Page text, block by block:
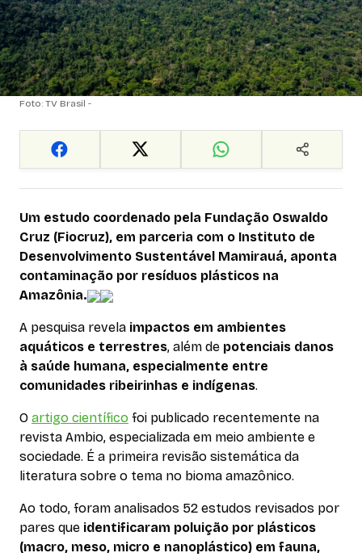
Foto: TV Brasil -
Um estudo coordenado pela Fundação Oswaldo
Cruz (Fiocruz), em parceria com o Instituto de
Desenvolvimento Sustentável Mamirauá, aponta
contaminação por resíduos plásticos na
Amazônia.
A pesquisa revela impactos em ambientes
aquáticos e terrestres, além de potenciais danos
à saúde humana, especialmente entre
comunidades ribeirinhas e indígenas.
O artigo científico foi publicado recentemente na
revista Ambio, especializada em meio ambiente e
sociedade. É a primeira revisão sistemática da
literatura sobre o tema no bioma amazônico.
Ao todo, foram analisados 52 estudos revisados por
pares que identificaram poluição por plásticos
(macro, meso, micro e nanoplástico) em fauna,